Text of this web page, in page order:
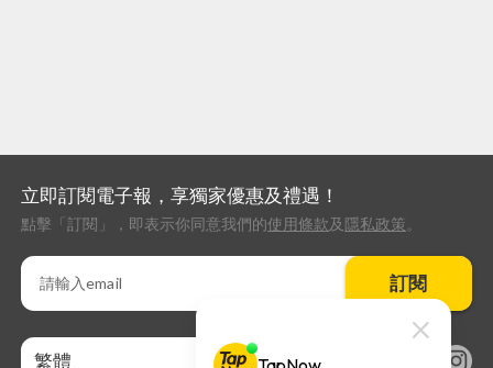
立即訂閱電子報，享獨家優惠及禮遇！
點擊「訂閱」，即表示你同意我們的使用條款及 隱私政策。
訂閱
繁體